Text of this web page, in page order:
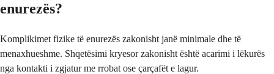
enurezës?
Komplikimet fizike të enurezës zakonisht janë minimale dhe të
menaxhueshme. Shqetësimi kryesor zakonisht është acarimi i lëkurës
nga kontakti i zgjatur me rrobat ose çarçafët e lagur.